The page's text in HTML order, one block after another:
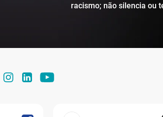
racismo; não silencia ou